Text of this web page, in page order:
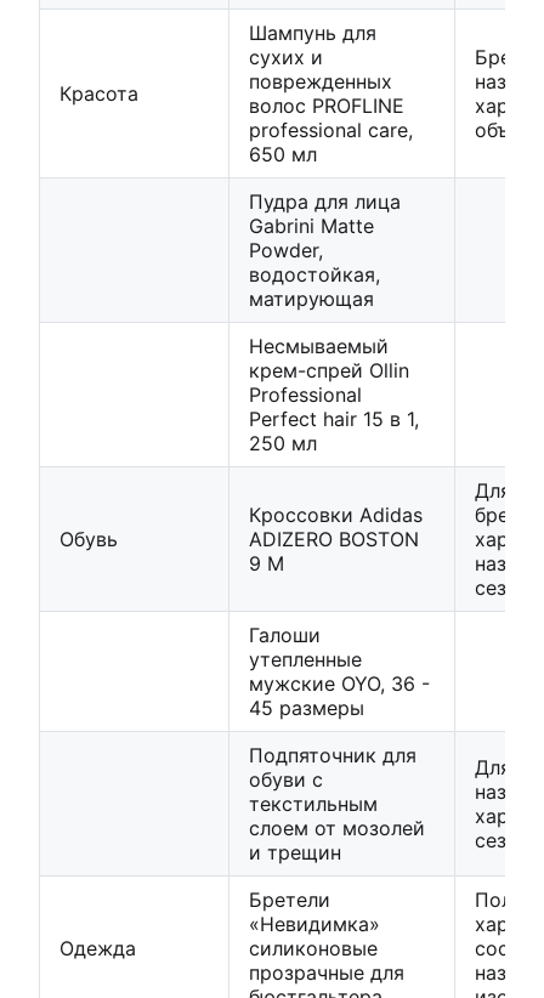
Красота
Шампунь для
сухих и
поврежденных
волос PROFLINE
professional care,
650 мл
Бренд,
объем
Пудра для лица
Gabrini Matte
Powder,
водостойкая,
матирующая
Несмываемый
крем-спрей Ollin
Professional
Perfect hair 15 в 1,
250 мл
Обувь
Кроссовки Adidas
ADIZERO BOSTON
9 M
Для
бренд,
сезон
Галоши
утепленные
мужские OYO, 36 -
45 размеры
Подпяточник для
обуви с
текстильным
слоем от мозолей
и трещин
Для
сезон
Одежда
Бретели
«Невидимка»
силиконовые
прозрачные для
Пол,